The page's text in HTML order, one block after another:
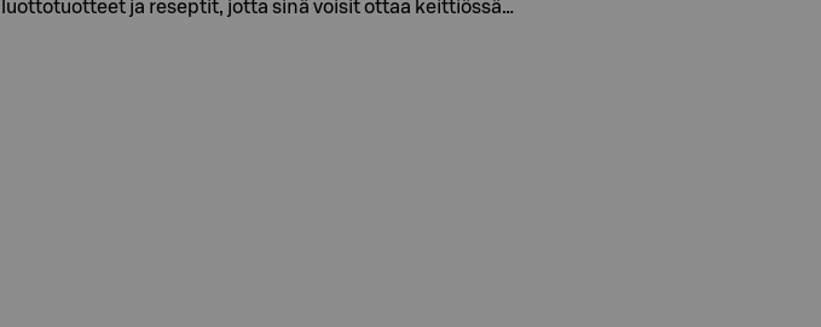
ja reseptit, jotta sinä voisit ottaa keittiössä…